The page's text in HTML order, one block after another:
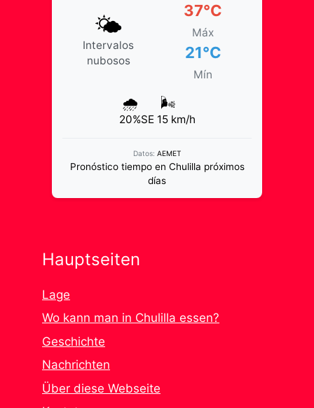
🌤️
Intervalos
nubosos
37°C
Máx
21°C
Mín
🌧️
20%
🌬️
SE 15 km/h
Datos: AEMET
Pronóstico tiempo en Chulilla próximos
días
Hauptseiten
Lage
Wo kann man in Chulilla essen?
Geschichte
Nachrichten
Über diese Webseite